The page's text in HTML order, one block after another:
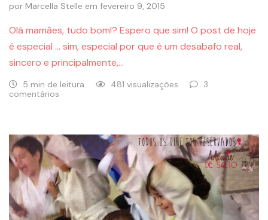
por Marcella Stelle em fevereiro 9, 2015
Olá mamães, tudo bom!? Espero que sim! O post de hoje
é especial … sim, especial por que é um desabafo real,
sincero e principalmente,…
5 min de leitura 481 visualizações
3
comentários